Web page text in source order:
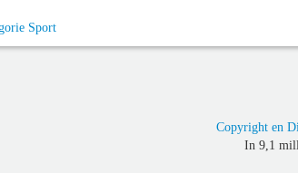
Sport
Copyright en
In 9,1